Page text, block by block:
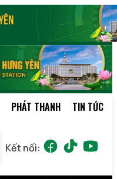
PHÁT THANH TIN TỨC
Kết nối: